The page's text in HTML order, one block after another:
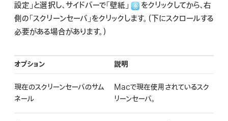
設定」と選択し、サイドバーで「壁紙」
をクリックしてから、右
側の「スクリーンセーバ」をクリックします。（下にスクロールする
必要がある場合があります。）
オプション 説明
現在のスクリーンセーバのサム
ネール
Macで現在使用されているスク
リーンセーバ。